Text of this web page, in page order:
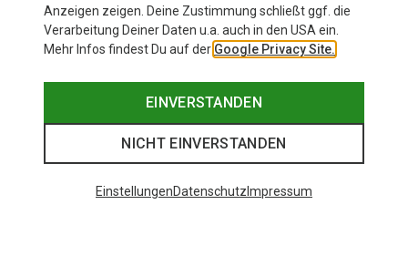
Anzeigen zeigen. Deine Zustimmung schließt ggf. die
Verarbeitung Deiner Daten u.a. auch in den USA ein.
Mehr Infos findest Du auf der Google Privacy Site.
EINVERSTANDEN
NICHT EINVERSTANDEN
EinstellungenDatenschutz Impressum